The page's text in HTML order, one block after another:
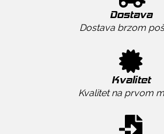
Dostava
Dostava brzom
Kvalitet
Kvalitet na prvom